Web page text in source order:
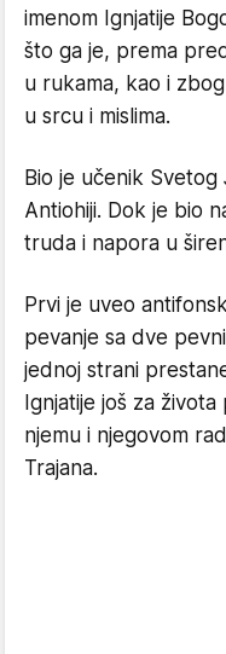
imenom Ignjatije
što ga je, prema
u rukama, kao i
u srcu i mislima.
Bio je učenik
Antiohiji. Dok je bio
truda i napora u
Prvi je uveo
pevanje sa dve
jednoj strani
Ignjatije još za
njemu i njegovom
Trajana.